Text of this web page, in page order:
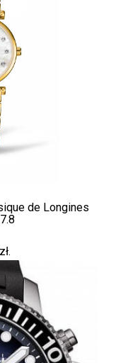
de Longines